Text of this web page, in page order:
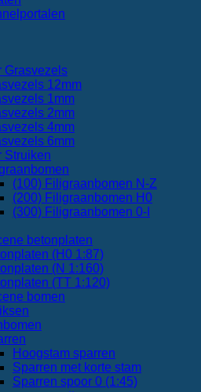
Grasvezels
12mm
1mm
2mm
4mm
6mm
Struiken
(100) Filigraanbomen N-Z
(200) Filigraanbomen H0
(300) Filigraanbomen 0-I
betonplaten
(H0 1:87)
(N 1:160)
(TT 1:120)
bomen
Hoogstam sparren
Sparren met korte stam
Sparren spoor 0 (1:45)